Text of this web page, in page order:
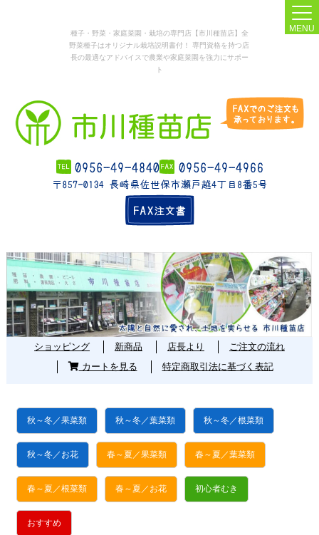
種子・野菜・家庭菜園・栽培の専門店【市川種苗店】全
野菜種子はオリジナル栽培説明書付！ 専門資格を持つ店
長の最適なアドバイスで農業や家庭菜園を強力にサポー
ト
MENU
ショッピング 新商品 店長より
ご注文の流れ
カートを見る
特定商取引法に基づく表記
秋～冬／果菜類 秋～冬／葉菜類 秋～冬／根菜類
秋～冬／お花 春～夏／果菜類 春～夏／葉菜類
春～夏／根菜類 春～夏／お花 初心者むき
おすすめ